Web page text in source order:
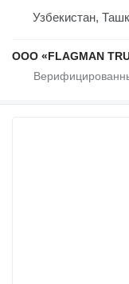
Узбекистан,
ООО «FLAGMAN